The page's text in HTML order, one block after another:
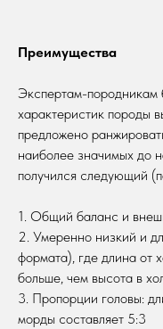
Преимущества
Экспертам-породникам
характеристик породы
предложено
наиболее значимых до
получился следующий
1. Общий баланс и
2. Умеренно низкий и
формата), где длина от
больше, чем высота в
3. Пропорции головы:
морды составляет 5:3